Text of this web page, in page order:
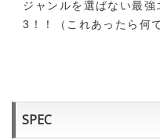
ジャンルを選ばない最
3！！（これあったら何
SPEC